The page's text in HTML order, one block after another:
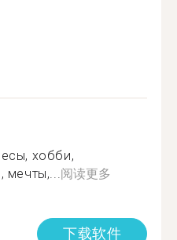
хобби,
мечты,...阅读更多
下载软件